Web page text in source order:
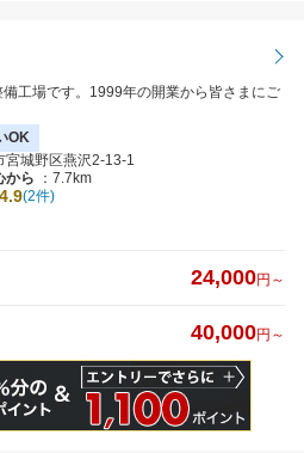
工場です。1999年の開業から皆さまにご
OK
宮城野区燕沢2-13-1
から
：7.7km
4.9(2件)
24,000円～
40,000円～